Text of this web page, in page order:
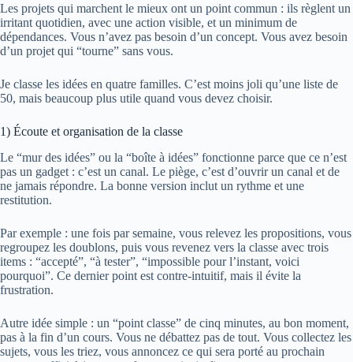
Les projets qui marchent le mieux ont un point commun : ils règlent un
irritant quotidien, avec une action visible, et un minimum de
dépendances. Vous n’avez pas besoin d’un concept. Vous avez besoin
d’un projet qui “tourne” sans vous.
Je classe les idées en quatre familles. C’est moins joli qu’une liste de
50, mais beaucoup plus utile quand vous devez choisir.
1) Écoute et organisation de la classe
Le “mur des idées” ou la “boîte à idées” fonctionne parce que ce n’est
pas un gadget : c’est un canal. Le piège, c’est d’ouvrir un canal et de
ne jamais répondre. La bonne version inclut un rythme et une
restitution.
Par exemple : une fois par semaine, vous relevez les propositions, vous
regroupez les doublons, puis vous revenez vers la classe avec trois
items : “accepté”, “à tester”, “impossible pour l’instant, voici
pourquoi”. Ce dernier point est contre-intuitif, mais il évite la
frustration.
Autre idée simple : un “point classe” de cinq minutes, au bon moment,
pas à la fin d’un cours. Vous ne débattez pas de tout. Vous collectez les
sujets, vous les triez, vous annoncez ce qui sera porté au prochain